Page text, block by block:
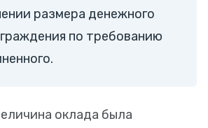
размера денежного
по требованию
оклада была